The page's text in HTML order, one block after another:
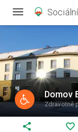
Domov
Zdravotně
share favorite_outline